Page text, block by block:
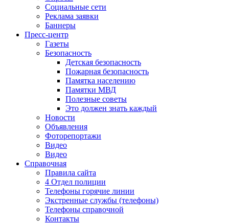
Социальные сети
Реклама заявки
Баннеры
Пресс-центр
Газеты
Безопасность
Детская безопасность
Пожарная безопасность
Памятка населению
Памятки МВД
Полезные советы
Это должен знать каждый
Новости
Объявления
Фоторепортажи
Видео
Видео
Справочная
Правила сайта
4 Отдел полиции
Телефоны горячие линии
Экстренные службы (телефоны)
Телефоны справочной
Контакты